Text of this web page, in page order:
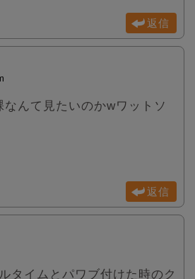
返信
んて見たいのかwワットソ
返信
タイムとパワブ付けた時のク